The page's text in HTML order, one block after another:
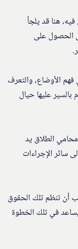
هنا قد يلجأ
الحصول على
الأوضاع، والتعرف
عليها حيال
الطلاق يد
سائر الإجراءات
أن تنظم تلك الحقوق
يساعد في تلك الخطوة